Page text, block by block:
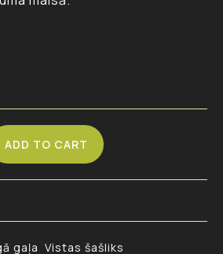
ADD TO CART
gaļa Vistas šašliks